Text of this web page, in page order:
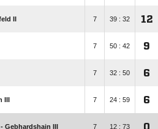
II 7 39 : 32 12
7 50 : 42 9
7 32 : 50 6
7 24 : 59 6
Gebhardshain III 7 12 : 73 0